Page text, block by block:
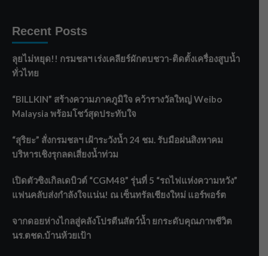
Recent Posts
ลุยไม่หยุด!! กรมชลฯ เร่งเคลียร์ผักตบชวา-ติดตั้งเครื่องสูบน้ำ
ทั่วไทย
“BILLKIN” สร้างความภาคภูมิใจ คว้ารางวัลใหญ่ Weibo
Malaysia พร้อมโชว์สุดประทับใจ
“สุริยะ” สั่งกรมชลฯ เฝ้าระวังน้ำ 24 ชม. รับมือฝนสิงหาคม
บริหารเชิงรุกลดเสี่ยงน้ำท่วม
เปิดตัวซิงเกิลเดบิวต์ “CGM48” รุ่นที่ 5 “รถไฟแห่งความหวัง”
แฟนคลับส่งกำลังใจแน่น! ณ เซ็นทรัลเชียงใหม่ แอร์พอร์ต
จากดอยห่างไกลสู่คลังโปรตีนสัตว์น้ำ ยกระดับคุณภาพชีวิต
นร.ตชด.บ้านห้วยเป้า